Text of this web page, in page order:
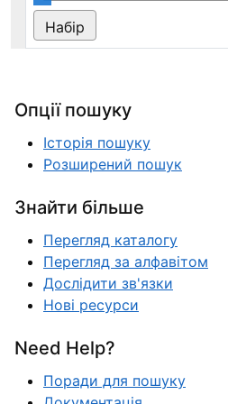
Опції пошуку
Історія пошуку
Розширений пошук
Знайти більше
Перегляд каталогу
Перегляд за алфавітом
Дослідити зв'язки
Нові ресурси
Need Help?
Поради для пошуку